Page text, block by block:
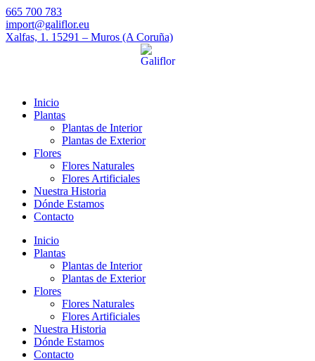
665 700 783
import@galiflor.eu
Xalfas, 1. 15291 – Muros (A Coruña)
Inicio
Plantas
Plantas de Interior
Plantas de Exterior
Flores
Flores Naturales
Flores Artificiales
Nuestra Historia
Dónde Estamos
Contacto
Inicio
Plantas
Plantas de Interior
Plantas de Exterior
Flores
Flores Naturales
Flores Artificiales
Nuestra Historia
Dónde Estamos
Contacto